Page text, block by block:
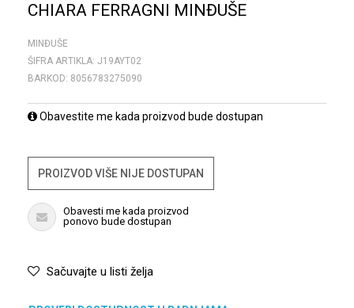
CHIARA FERRAGNI MINĐUŠE
MINĐUŠE
ŠIFRA ARTIKLA: J19AYT02
BARKOD: 8056783275090
Obavestite me kada proizvod bude dostupan
PROIZVOD VIŠE NIJE DOSTUPAN
Obavesti me kada proizvod
ponovo bude dostupan
Sačuvajte u listi želja